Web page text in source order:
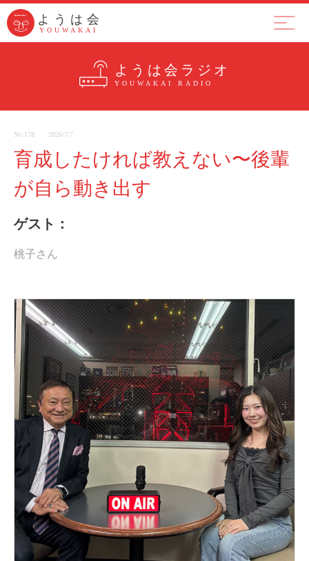
ようは会
YOUWAKAI
ようは会
YOUWAKAI
ようは会ラジオ
YOUWAKAI RADIO
No:178 2026/7/7
育成したければ教えない〜後輩
が自ら動き出す
ゲスト：
桃子さん